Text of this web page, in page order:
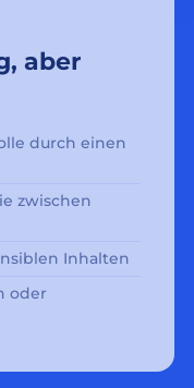
aber
durch einen
zwischen
Inhalten
oder